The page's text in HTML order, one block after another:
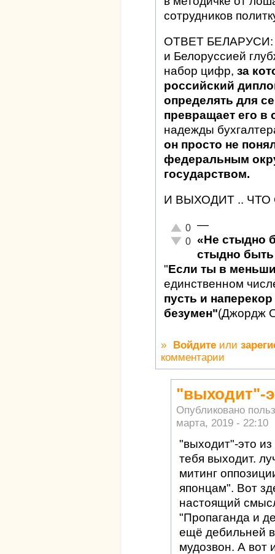
сотрудников
ОТВЕТ БЕЛАРУСИ:
и Белоруссией
набор цифр, за
российский
определять для
превращает его в
надежды
он просто не
федеральным
государством.
И ВЫХОДИТ .. ЧТО
Отлично!
0
Неадекватно!
0
—
«Не стыдно
стыдно быть
"Если ты в
единственном
пусть и
безумен"(Джордж
» Войдите или
комментарии
"выходит"-
Опубликовано
марта, 2019 - 22:10
"выходит"-это
тебя выходит.
митинг
японцам". Вот
настоящий
"Пропаганда и
ещё дебильней
мудозвон. А вот